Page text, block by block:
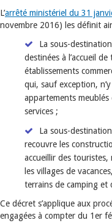
L’arrêté ministériel du 31
novembre 2016) les définit
La sous-
destinées à l’accueil
établissements
qui, sauf exception,
appartements
services ;
La sous-
recouvre les
accueillir des
les villages de
terrains de camping et
Ce décret s’applique aux
engagées à compter du 1er